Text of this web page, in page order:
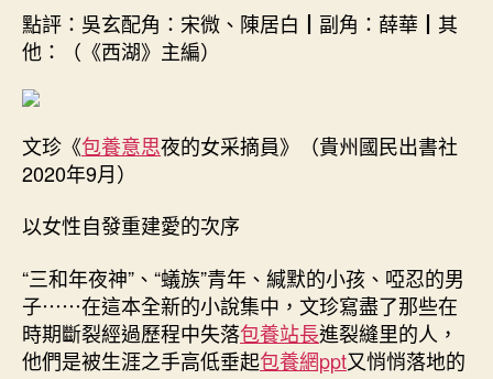
點評：吳玄配角：宋微、陳居白┃副角：薛華┃其
他：（《西湖》主編）
文珍《包養意思夜的女采摘員》（貴州國民出書社
2020年9月）
以女性自發重建愛的次序
“三和年夜神”、“蟻族”青年、緘默的小孩、啞忍的男
子⋯⋯在這本全新的小說集中，文珍寫盡了那些在
時期斷裂經過歷程中失落包養站長進裂縫里的人，
他們是被生涯之手高低垂起包養網ppt又悄悄落地的